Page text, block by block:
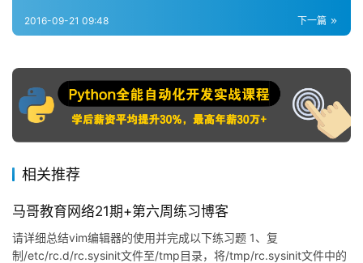
下一篇
2016-09-21 09:48
相关推荐
马哥教育网络21期+第六周练习博客
请详细总结vim编辑器的使用并完成以下练习题 1、复
制/etc/rc.d/rc.sysinit文件至/tmp目录，将/tmp/rc.sysinit文件中的